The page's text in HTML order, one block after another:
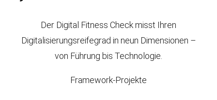
Der Digital Fitness Check misst Ihren
Digitalisierungsreifegrad in neun Dimensionen –
von Führung bis Technologie.
Framework-Projekte